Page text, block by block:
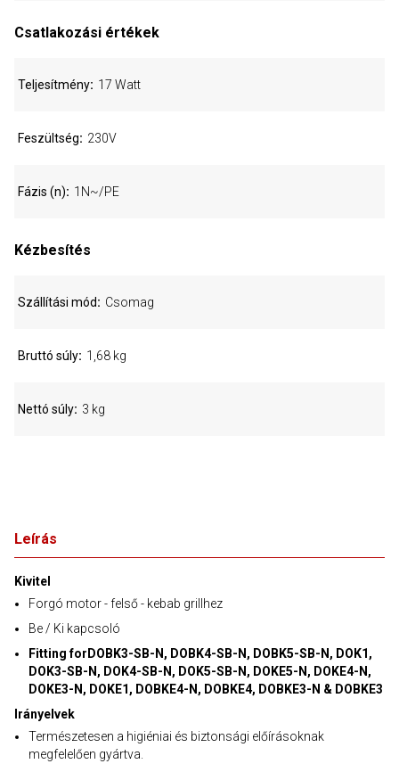
Leírás
Kivitel
Forgó motor - felső - kebab grillhez
Be / Ki kapcsoló
Fitting forDOBK3-SB-N, DOBK4-SB-N, DOBK5-SB-N, DOK1,
DOK3-SB-N, DOK4-SB-N, DOK5-SB-N, DOKE5-N, DOKE4-N,
DOKE3-N, DOKE1, DOBKE4-N, DOBKE4, DOBKE3-N & DOBKE3
Irányelvek
Természetesen a higiéniai és biztonsági előírásoknak
megfelelően gyártva.
Csatlakozási értékek
Teljesítmény 17 Watt
Feszültség 230V
Fázis (n) 1N~/PE
Kézbesítés
Szállítási mód Csomag
Bruttó súly 1,68 kg
Nettó súly 3 kg